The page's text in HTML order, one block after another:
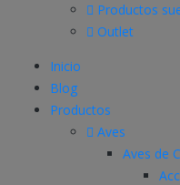
Productos
Outlet
Inicio
Blog
Productos
Aves
Aves de